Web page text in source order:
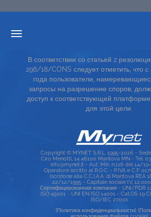
СЕРВИСНАЯ КАРТА
TOP RICERCHE
SITE MAP
В соответствии со статьей 2
296/18/CONS следует отметить, что
года пользователи,
запросы на разрешение споров,
доступ к соответствующей
для этой цели.
Copyright © MYNET S.R.L. 1995-2026 -
Ciro Menotti, 14 46100 Mantova MN - Tel.
info@mynet.it - Aut. Min. n.116 del 14/
Operatore iscritto al R.O.C. - P.IVA e C.F.
Iscrizione alla C.C.I.A.A. di Mantova REA
22/12/1995 - Capitale sociale I.V.
Сертифицированная компания - UNI/PDR
ISO 45001 - UNI EN ISO 14001 - Cat.OS 19
ISO/IEC 27001
[Политика конфиденциальности]